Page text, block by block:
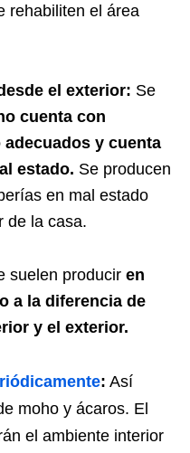
rehabiliten el área
el exterior: Se
cuenta con
y cuenta
estado. Se producen
en mal estado
de la casa.
suelen producir en
a la diferencia de
y el exterior.
: Así
moho y ácaros. El
el ambiente interior